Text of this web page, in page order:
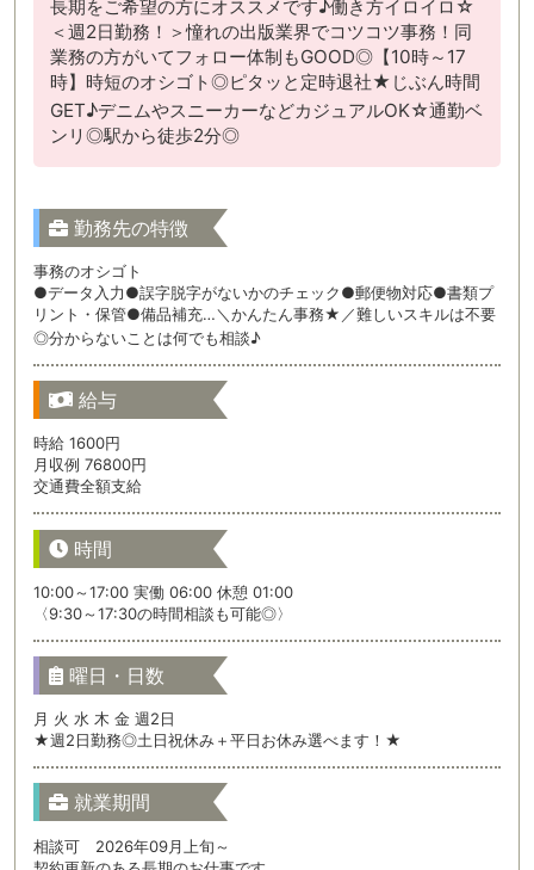
長期をご希望の方にオススメです♪働き方イロイロ☆
＜週2日勤務！＞憧れの出版業界でコツコツ事務！同
業務の方がいてフォロー体制もGOOD◎【10時～17
時】時短のオシゴト◎ピタッと定時退社★じぶん時間
GET♪デニムやスニーカーなどカジュアルOK☆通勤ベ
ンリ◎駅から徒歩2分◎
勤務先の特徴
事務のオシゴト
●データ入力●誤字脱字がないかのチェック●郵便物対応●書類プ
リント・保管●備品補充…＼かんたん事務★／難しいスキルは不要
◎分からないことは何でも相談♪
給与
時給 1600円
月収例 76800円
交通費全額支給
時間
10:00～17:00 実働 06:00 休憩 01:00
〈9:30～17:30の時間相談も可能◎〉
曜日・日数
月 火 水 木 金 週2日
★週2日勤務◎土日祝休み＋平日お休み選べます！★
就業期間
相談可 2026年09月上旬～